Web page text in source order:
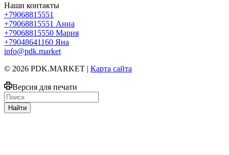
Наши контакты
+79068815551
+79068815551 Анна
+79068815550 Мария
+79048641160 Яна
info@pdk.market
© 2026 PDK.MARKET | Карта сайта
Версия для печати
Найти